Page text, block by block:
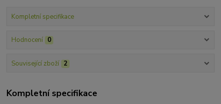
Kompletní specifikace
Hodnocení 0
Související zboží 2
Kompletní specifikace